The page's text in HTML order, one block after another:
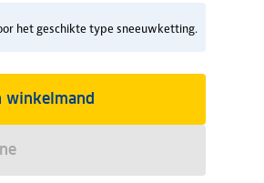
het geschikte type sneeuwketting.
winkelmand